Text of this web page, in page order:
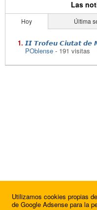
Las
Hoy Última
𝙄𝙄 𝙏𝙧𝙤𝙛𝙚𝙪 𝘾𝙞𝙪𝙩𝙖𝙩 𝙙𝙚
POblense - 191 visitas
Utilizamos cookies propias
de Google Adsense para la